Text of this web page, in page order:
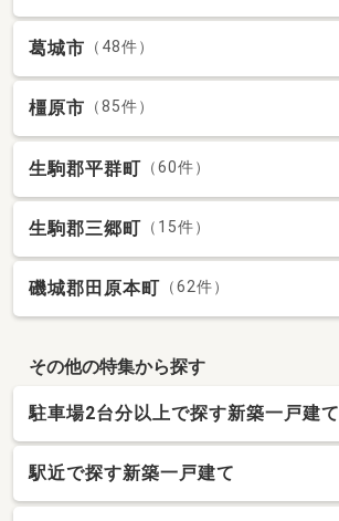
葛城市 （48件）
橿原市 （85件）
生駒郡平群町 （60件）
生駒郡三郷町 （15件）
磯城郡田原本町 （62件）
その他の特集から探す
駐車場2台分以上で探す新築一戸建て
駅近で探す新築一戸建て